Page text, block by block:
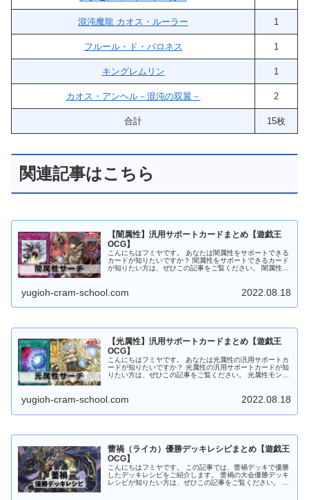
混沌魔龍 カオス・ルーラー 1
フルール・ド・バロネス 1
キングレムリン 1
カオス・アンヘル－混沌の双翼－ 2
合計 15枚
関連記事はこちら
【闇属性】汎用サポートカードまとめ【遊戯王
OCG】
こんにちはフミヤです。 あなたは闇属性をサポートできる
カードが知りたいですか？ 闇属性をサポートできるカード
が知りたい方は、ぜひこの記事をご覧ください。 闇属性モ
yugioh-cram-school.com 2022.08.18
【光属性】汎用サポートカードまとめ【遊戯王
OCG】
こんにちはフミヤです。 あなたは光属性の汎用サポートカ
ードが知りたいですか？ 光属性の汎用サポートカードが知
りたい方は、ぜひこの記事をご覧ください。 光属性モンス
yugioh-cram-school.com 2022.08.18
蕾禍（ライカ）優勝デッキレシピまとめ【遊戯王
OCG】
こんにちはフミヤです。 この記事では、蕾禍デッキで優勝
したデッキレシピをご紹介します。 蕾禍の大会優勝デッキ
レシピが知りたい方は、ぜひこの記事をご覧ください。 蕾